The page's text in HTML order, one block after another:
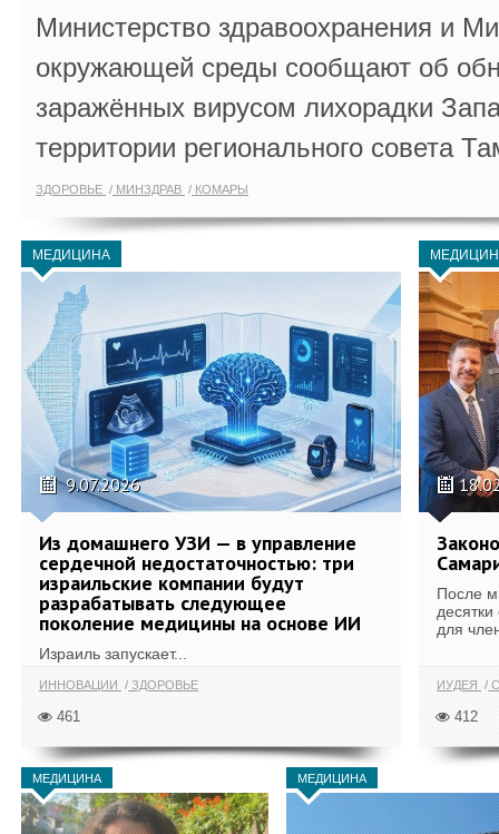
Министерство здравоохранения и
окружающей среды сообщают об
заражённых вирусом лихорадки
территории регионального совета
ЗДОРОВЬЕ МИНЗДРАВ КОМАРЫ
МЕДИЦИНА
9.07.2026
Из домашнего УЗИ — в управление
сердечной недостаточностью: три
израильские компании будут
разрабатывать следующее
поколение медицины на основе ИИ
Израиль запускает...
ИННОВАЦИИ ЗДОРОВЬЕ
461
После
для
ИУДЕЯ
412
МЕДИЦИНА МЕДИЦИНА